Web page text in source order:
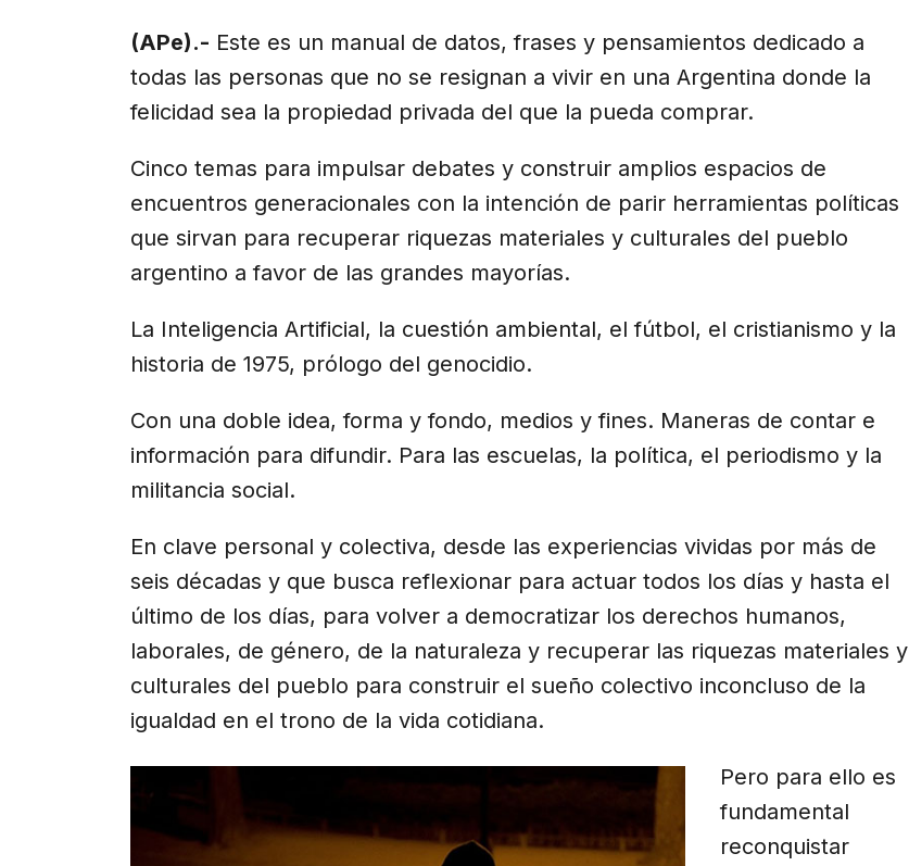
(APe).- Este es un manual de datos, frases y pensamientos dedicado a
todas las personas que no se resignan a vivir en una Argentina donde la
felicidad sea la propiedad privada del que la pueda comprar.
Cinco temas para impulsar debates y construir amplios espacios de
encuentros generacionales con la intención de parir herramientas políticas
que sirvan para recuperar riquezas materiales y culturales del pueblo
argentino a favor de las grandes mayorías.
La Inteligencia Artificial, la cuestión ambiental, el fútbol, el cristianismo y la
historia de 1975, prólogo del genocidio.
Con una doble idea, forma y fondo, medios y fines. Maneras de contar e
información para difundir. Para las escuelas, la política, el periodismo y la
militancia social.
En clave personal y colectiva, desde las experiencias vividas por más de
seis décadas y que busca reflexionar para actuar todos los días y hasta el
último de los días, para volver a democratizar los derechos humanos,
laborales, de género, de la naturaleza y recuperar las riquezas materiales y
culturales del pueblo para construir el sueño colectivo inconcluso de la
igualdad en el trono de la vida cotidiana.
Pero para ello es
fundamental
reconquistar